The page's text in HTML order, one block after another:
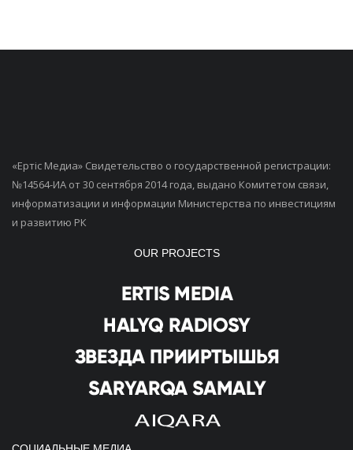
«Ертiс Медиа» Свидетельство о государственной регистрации:
№14564-ИА от 30 сентября 2014 года, выдано Комитетом связи,
информатизации и информации Министерства по инвестициям
и развитию РК
OUR PROJECTS